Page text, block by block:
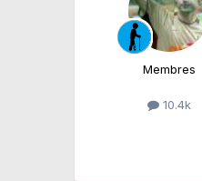
Membres
10.4k